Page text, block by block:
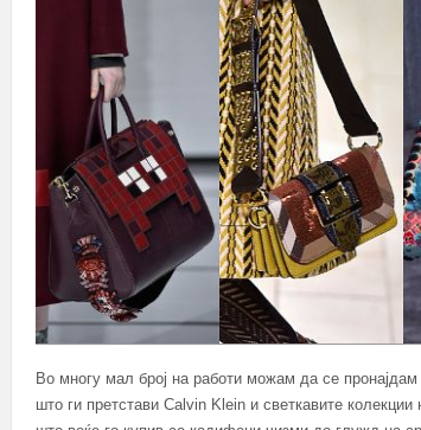
Во многу мал број на работи можам да се
што ги претстави Calvin Klein и светкавите